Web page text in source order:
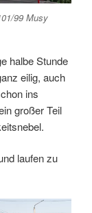
99 Musy
halbe Stunde
eilig, auch
ins
großer Teil
laufen zu